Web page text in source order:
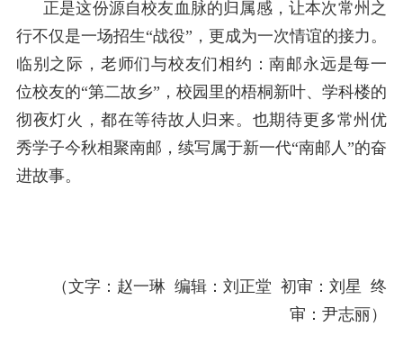
正是这份源自校友血脉的归属感，让本次常州之
行不仅是一场招生“战役” ，更成为一次情谊的接力。
临别之际，老师们与校友们相约：南邮永远是每一
位校友的“第二故乡”，校园里的梧桐新叶、学科楼的
彻夜灯火，都在等待故人归来。也期待更多常州优
秀学子今秋相聚南邮，续写属于新一代“南邮人”的奋
进故事。
（文字：赵一琳编辑：刘正堂初审：刘星终
审：尹志丽）